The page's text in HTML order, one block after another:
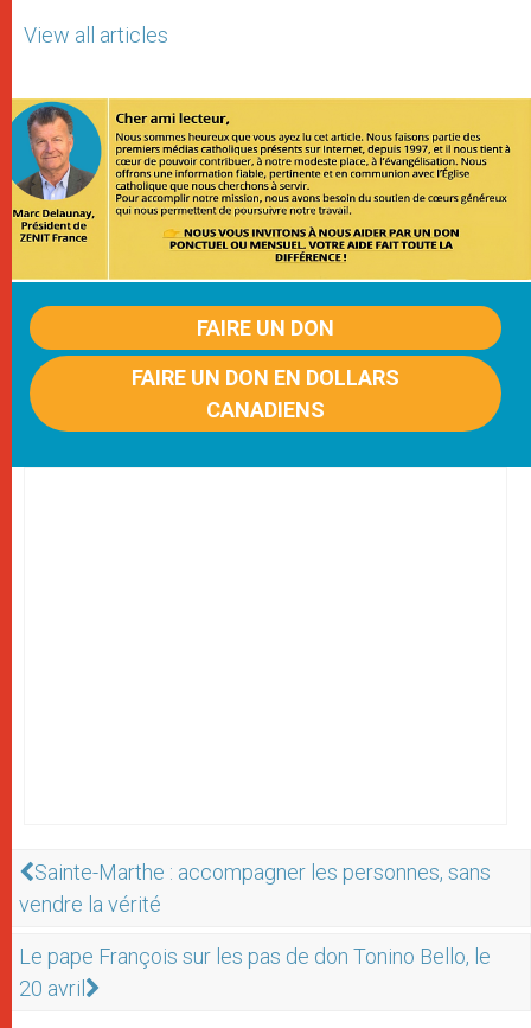
View all articles
FAIRE UN DON
FAIRE UN DON EN DOLLARS
CANADIENS
Sainte-Marthe : accompagner les personnes, sans
vendre la vérité
Le pape François sur les pas de don Tonino Bello, le
20 avril